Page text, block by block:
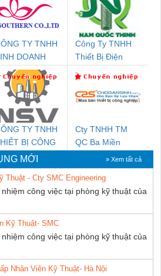
TY TNHH
DOANH
DỊCH VỤ XNK
NAM
Công Ty TNHH
Thiết Bị Điện
TY TNHH
BỊ CÔNG
NIHON
VIỆT
Cty TNHH TM
QC Ba Miền
MỚI » Xem tất cả
Thuật - Cty SMC Engineering
công việc tại phòng kỹ thuật của
Kỹ Thuật- SMC
công việc tại phòng kỹ thuật của
Nhân Viên Kỹ Thuật- Hà Nội